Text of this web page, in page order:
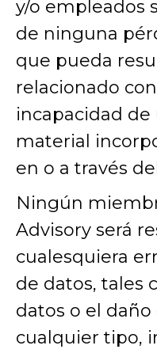
y/o empleados
de ninguna
que pueda
relacionado
incapacidad
material
en o a través
Ningún
Advisory será
cualesquiera
de datos, tales
datos o el
cualquier tipo,